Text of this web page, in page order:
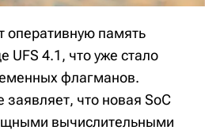
оперативную память
UFS 4.1, что уже стало
флагманов.
заявляет, что новая SoC
вычислительными